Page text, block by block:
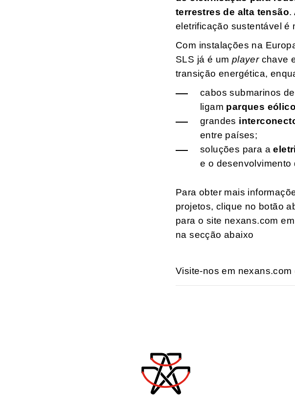
terrestres de alta tensão.
eletrificação sustentável é
Com instalações na
SLS já é um player chave
transição energética,
cabos submarinos
ligam parques
grandes
entre países;
soluções para a
e o
Para obter mais
projetos, clique no botão
para o site nexans.com
na secção abaixo
Visite-nos em nexans.com